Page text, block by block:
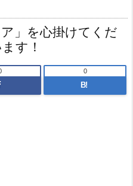
」を心掛けてくだ
す！
B!
0